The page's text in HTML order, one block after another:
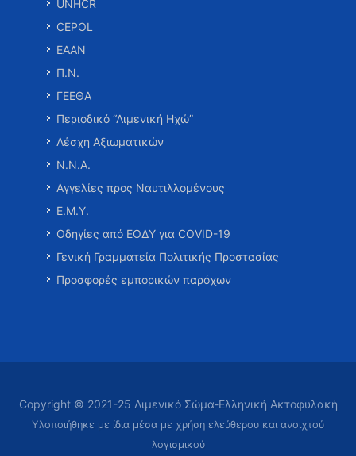
UNHCR
CEPOL
ΕΑΑΝ
Π.Ν.
ΓΕΕΘΑ
Περιοδικό “Λιμενική Ηχώ”
Λέσχη Αξιωματικών
Ν.Ν.Α.
Αγγελίες προς Ναυτιλλομένους
Ε.Μ.Υ.
Οδηγίες από ΕΟΔΥ για COVID-19
Γενική Γραμματεία Πολιτικής Προστασίας
Προσφορές εμπορικών παρόχων
Copyright © 2021-25 Λιμενικό Σώμα-Ελληνική Ακτοφυλακή
Υλοποιήθηκε με ίδια μέσα με χρήση ελεύθερου και ανοιχτού
λογισμικού